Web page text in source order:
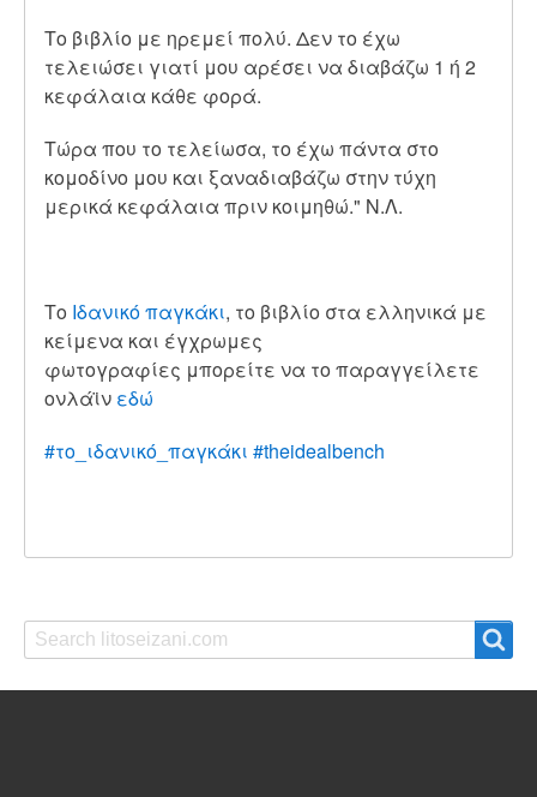
Το βιβλίο με ηρεμεί πολύ. Δεν το έχω
τελειώσει γιατί μου αρέσει να διαβάζω 1 ή 2
κεφάλαια κάθε φορά.
Τώρα που το τελείωσα, το έχω πάντα στο
κομοδίνο μου και ξαναδιαβάζω στην τύχη
μερικά κεφάλαια πριν κοιμηθώ." Ν.Λ.
Το Ιδανικό παγκάκι, το βιβλίο στα ελληνικά με
κείμενα και έγχρωμες
φωτογραφίες μπορείτε να το παραγγείλετε
ονλάϊν εδώ
#το_ιδανικό_παγκάκι #theidealbench
Search
Search